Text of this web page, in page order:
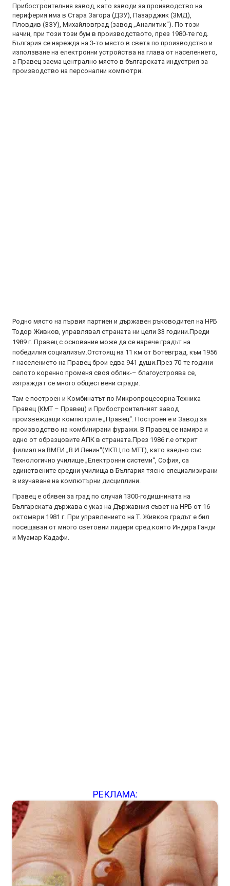
Прибостроителния завод, като заводи за производство на
периферия има в Стара Загора (ДЗУ), Пазарджик (ЗМД),
Пловдив (ЗЗУ), Михайловград (завод „Аналитик“). По този
начин, при този този бум в производството, през 1980-те год.
България се нарежда на 3-то място в света по производство и
използване на електронни устройства на глава от населението,
а Правец заема централно място в българската индустрия за
производство на персонални компютри.
Родно място на първия партиен и държавен ръководител на НРБ
Тодор Живков, управлявал страната ни цели 33 години.Преди
1989 г. Правец с основание може да се нарече градът на
победилия социализъм.Отстоящ на 11 км от Ботевград, към 1956
г населението на Правец брои едва 941 души.През 70-те години
селото коренно променя своя облик-– благоустроява се,
изграждат се много обществени сгради.
Там е построен и Комбинатът по Микропроцесорна Техника
Правец (КМТ – Правец) и Прибостроителният завод
произвеждащи компютрите „Правец“. Построен е и Завод за
производство на комбинирани фуражи. В Правец се намира и
едно от образцовите АПК в страната.През 1986 г.е открит
филиал на ВМЕИ „В.И.Ленин“(УКТЦ по МТТ), като заедно със
Технологично училище „Електронни системи“, София, са
единствените средни училища в България тясно специализирани
в изучаване на компютърни дисциплини.
Правец е обявен за град по случай 1300-годишнината на
Българската държава с указ на Държавния съвет на НРБ от 16
октомври 1981 г. При управлението на Т. Живков градът е бил
посещаван от много световни лидери сред които Индира Ганди
и Муамар Кадафи.
РЕКЛАМА: